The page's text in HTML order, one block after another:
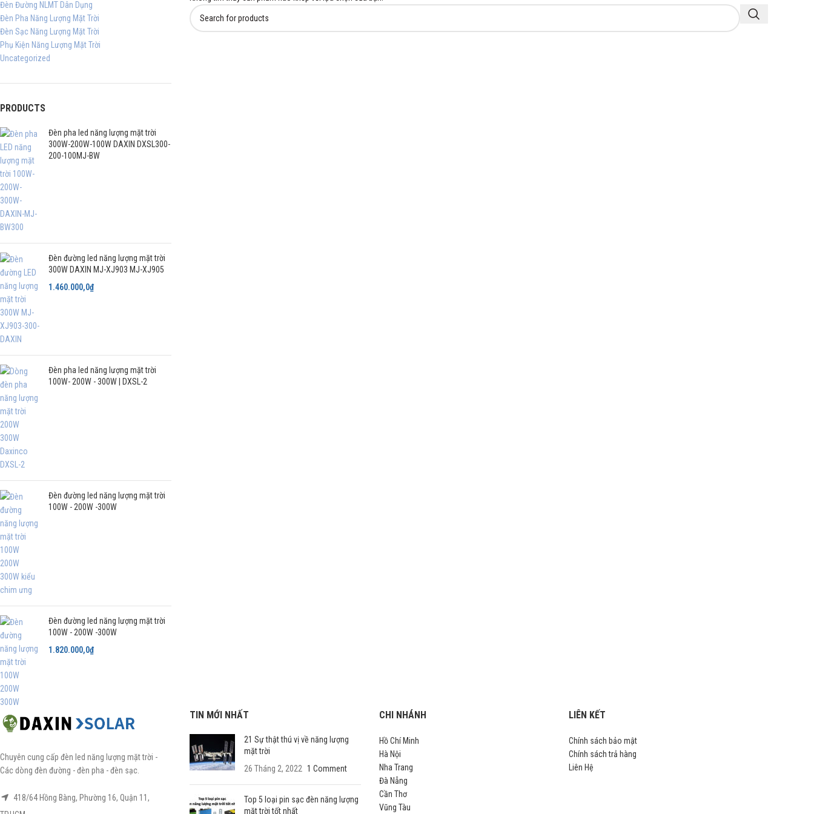
Đèn Đường NLMT Dân Dụng
Đèn Pha Năng Lượng Mặt Trời
Đèn Sạc Năng Lượng Mặt Trời
Phụ Kiện Năng Lượng Mặt Trời
Uncategorized
PRODUCTS
Đèn pha led năng lượng mặt trời
300W-200W-100W DAXIN DXSL300-
200-100MJ-BW
Đèn đường led năng lượng mặt trời
300W DAXIN MJ-XJ903 MJ-XJ905
1.460.000,0₫
Đèn pha led năng lượng mặt trời
100W- 200W - 300W | DXSL-2
Đèn đường led năng lượng mặt trời
100W - 200W -300W
Đèn đường led năng lượng mặt trời
100W - 200W -300W
1.820.000,0₫
Chuyên cung cấp đèn led năng lượng mặt trời -
Các dòng đèn đường - đèn pha - đèn sạc.
418/64 Hồng Bàng, Phường 16, Quận 11,
TIN MỚI NHẤT
21 Sự thật thú vị về năng lượng
mặt trời
26 Tháng 2, 2022 1 Comment
Top 5 loại pin sạc đèn năng lượng
mặt trời tốt nhất
CHI NHÁNH
Hồ Chí Minh
Hà Nội
Nha Trang
Đà Nẵng
Cần Thơ
Vũng Tàu
LIÊN KẾT
Chính sách bảo mật
Chính sách trả hàng
Liên Hệ